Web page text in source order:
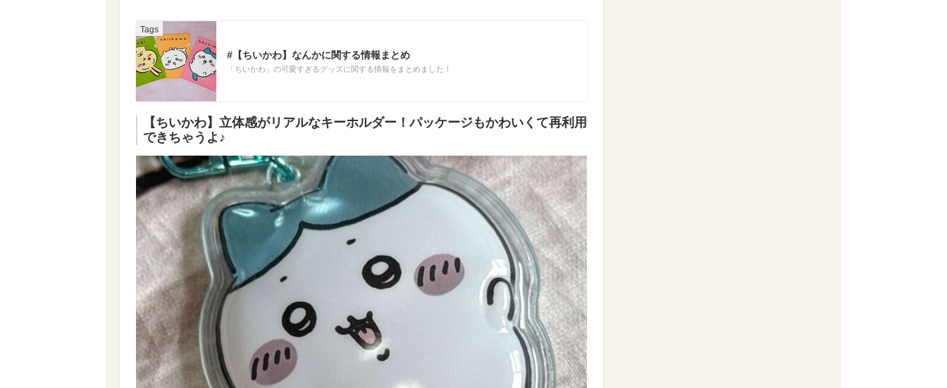
#【ちいかわ】なんかに関する情報まとめ
「ちいかわ」の可愛すぎるグッズに関する情報をまとめました！
【ちいかわ】立体感がリアルなキーホルダー！パッケージもかわいくて再利用
できちゃうよ♪